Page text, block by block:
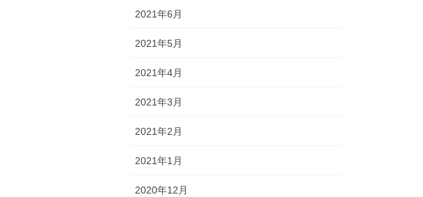
2021年6月
2021年5月
2021年4月
2021年3月
2021年2月
2021年1月
2020年12月